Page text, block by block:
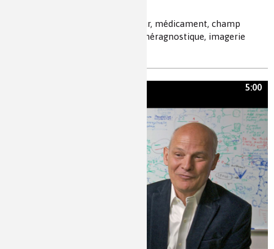
nanoparticules de fer, nanovecteur, médicament, champ
magnétique extracorporel, nanothéragnostique, imagerie
5:00